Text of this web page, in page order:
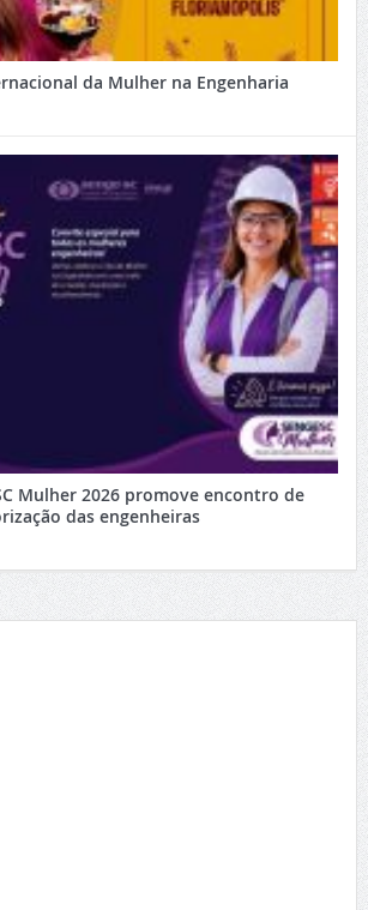
da Mulher na Engenharia
Mulher 2026 promove encontro de
das engenheiras